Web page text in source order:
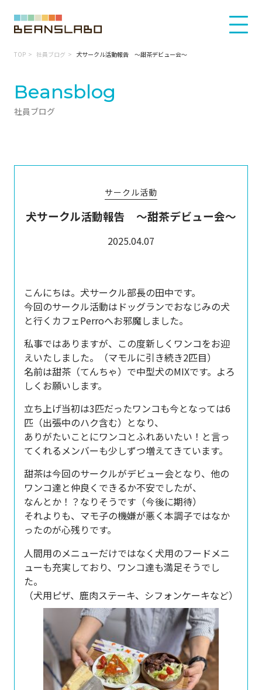
TOP 社員ブログ 犬サークル活動報告 〜甜茶デビュー会〜
Beansblog
社員ブログ
サークル活動
犬サークル活動報告 〜甜茶デビュー会〜
2025.04.07
こんにちは。犬サークル部長の田中です。
今回のサークル活動はドッグランでおなじみの犬
と行くカフェPerroへお邪魔しました。
私事ではありますが、この度新しくワンコをお迎
えいたしました。（マモルに引き続き2匹目）
名前は甜茶（てんちゃ）で中型犬のMIXです。よろ
しくお願いします。
立ち上げ当初は3匹だったワンコも今となっては6
匹（出張中のハク含む）となり、
ありがたいことにワンコとふれあいたい！と言っ
てくれるメンバーも少しずつ増えてきています。
甜茶は今回のサークルがデビュー会となり、他の
ワンコ達と仲良くできるか不安でしたが、
なんとか！？なりそうです（今後に期待）
それよりも、マモ子の機嫌が悪く本調子ではなか
ったのが心残りです。
人間用のメニューだけではなく犬用のフードメニ
ューも充実しており、ワンコ達も満足そうでし
た。
（犬用ピザ、鹿肉ステーキ、シフォンケーキなど）